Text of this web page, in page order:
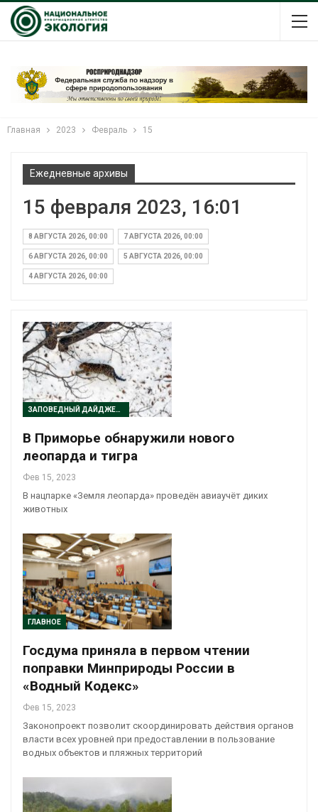
Главная 2023 Февраль 15
Ежедневные архивы
15 февраля 2023, 16:01
8 АВГУСТА 2026, 00:00 7 АВГУСТА 2026, 00:00
6 АВГУСТА 2026, 00:00 5 АВГУСТА 2026, 00:00
4 АВГУСТА 2026, 00:00
ЗАПОВЕДНЫЙ ДАЙДЖЕСТ
В Приморье обнаружили нового
леопарда и тигра
Фев 15, 2023
В нацпарке «Земля леопарда» проведён авиаучёт диких
животных
ГЛАВНОЕ
Госдума приняла в первом чтении
поправки Минприроды России в
«Водный Кодекс»
Фев 15, 2023
Законопроект позволит скоординировать действия органов
власти всех уровней при предоставлении в пользование
водных объектов и пляжных территорий